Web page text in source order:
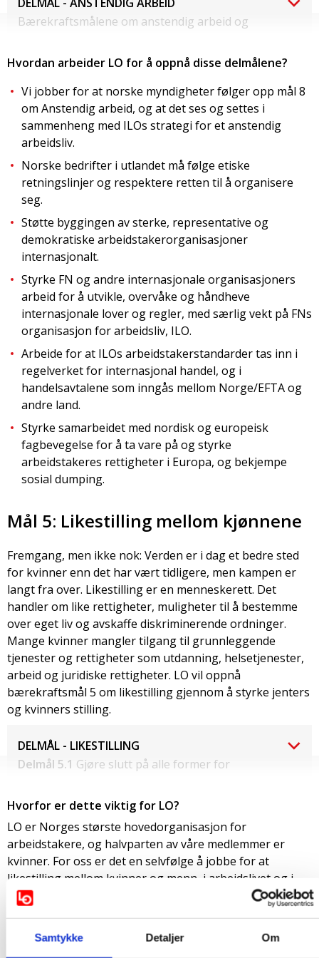
Samtykke Detaljer Om
Bærekraftsmålene om anstendig arbeid og
Delmål 8.5som sier at det innen 2030 skal sikres full
menn, inkludert for unge og personer med nedsatt
funksjonsevne, samt lik lønn for likt arbeid.
Delmål 8.6
innen 2020.
Delmål 8.7
menneskehandel, samt at alle former for
barnearbeid skal avskaffes innen 2025.
Delmål 8.8 sier at arbeidstakerrettigheter skal sikres
og at alle skal ha et trygt og godt arbeidsmiljø,
spesielt for migranter, kvinnelige migranter og for
de i a-typisk arbeid.
Hvordan arbeider LO for å oppnå disse delmålene?
Vi jobber for at norske myndigheter følger opp mål 8
om Anstendig arbeid, og at det ses og settes i
sammenheng med ILOs strategi for et anstendig
arbeidsliv.
Norske bedrifter i utlandet må følge etiske
retningslinjer og respektere retten til å organisere
seg.
Støtte byggingen av sterke, representative og
demokratiske arbeidstakerorganisasjoner
internasjonalt.
Styrke FN og andre internasjonale organisasjoners
arbeid for å utvikle, overvåke og håndheve
internasjonale lover og regler, med særlig vekt på FNs
organisasjon for arbeidsliv, ILO.
Arbeide for at ILOs arbeidstakerstandarder tas inn i
regelverket for internasjonal handel, og i
handelsavtalene som inngås mellom Norge/EFTA og
andre land.
Styrke samarbeidet med nordisk og europeisk
fagbevegelse for å ta vare på og styrke
arbeidstakeres rettigheter i Europa, og bekjempe
sosial dumping.
Mål 5: Likestilling mellom kjønnene
Fremgang, men ikke nok: Verden er i dag et bedre sted
for kvinner enn det har vært tidligere, men kampen er
langt fra over. Likestilling er en menneskerett. Det
handler om like rettigheter, muligheter til å bestemme
over eget liv og avskaffe diskriminerende ordninger.
Mange kvinner mangler tilgang til grunnleggende
tjenester og rettigheter som utdanning, helsetjenester,
arbeid og juridiske rettigheter. LO vil oppnå
bærekraftsmål 5 om likestilling gjennom å styrke jenters
og kvinners stilling.
DELMÅL - LIKESTILLING
Delmål 5.1 Gjøre slutt på alle former for
Delmål 5.2Avskaffe alle former for vold mot alle
jenter og kvinner, både i offentlig og privat sfære,
herunder menneskehandel, seksuell og annen form
for utnytting.
Delmål 5.3Avskaffe all skadelig praksis, for
eksempel barneekteskap, tidlige ekteskap og
tvangsekteskap samt kvinnelig omskjæring.
Delmål 5.4Erkjenne og verdsette ubetalt omsorgs-
Hvorfor er dette viktig for LO?
LO er Norges største hovedorganisasjon for
arbeidstakere, og halvparten av våre medlemmer er
kvinner. For oss er det en selvfølge å jobbe for at
likestilling mellom kvinner og menn, i arbeidslivet og i
samfunnet for øvrig. Vårt mål er at kvinner og menn skal
ha like rettigheter og muligheter til utdanning, arbeid,
inntekt, velferd og innflytelse. Selv om vi har kommet
langt når det gjelder likestilling i Norge og kvinner og